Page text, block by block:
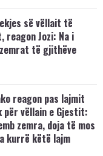
së vëllait të
reagon Jozi: Na i
të gjithëve
reagon pas lajmit
vëllain e Gjestit:
zemra, doja të mos
kurrë këtë lajm